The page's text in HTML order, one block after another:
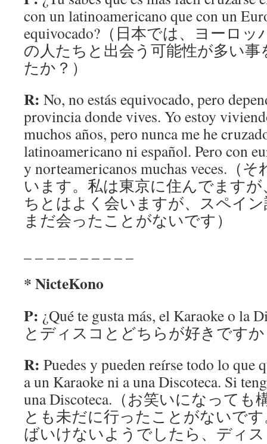
con un latinoamericano que con un
equivocado?（日本では、ヨーロ
の人たちと出会う可能性が多い
たか？）
R: No, no estás equivocado, pero
provincia donde vives. Yo estoy
muchos años, pero nunca me he
latinoamericano ni español. Pero con
y norteamericanos muchas veces.（
います。私は東京に住んでます
ちとはよく会いますが、スペイ
まだ会ったことがないです）
* NicteKono
P: ¿Qué te gusta más, el Karaoke o la
とディスコとどちらが好きです
R: Puedes y pueden reírse todo lo que
a un Karaoke ni a una Discoteca. Si
una Discoteca.（お笑いになって
とも未だに行ったことがないで
ばいけないようでしたら、ディ